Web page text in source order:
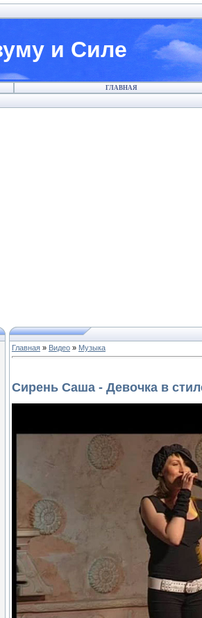
и Силе
ГЛАВНАЯ
Главная » Видео » Музыка
Сирень Саша - Девочка в